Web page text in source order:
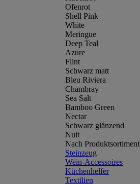
Ofenrot
Shell Pink
White
Meringue
Deep Teal
Azure
Flint
Schwarz matt
Bleu Riviera
Chambray
Sea Salt
Bamboo Green
Nectar
Schwarz glänzend
Nuit
Nach Produktsortiment
Steinzeug
Wein-Accessoires
Küchenhelfer
Textilien